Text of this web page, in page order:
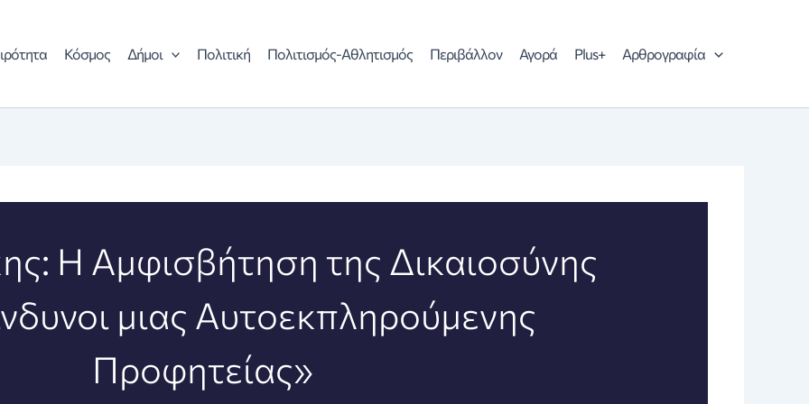
Κόσμος Δήμοι Πολιτική Πολιτισμός-Αθλητισμός Περιβάλλον Αγορά Plus+ Αρθρογραφία
Η Αμφισβήτηση της Δικαιοσύνης
μιας Αυτοεκπληρούμενης
Προφητείας»